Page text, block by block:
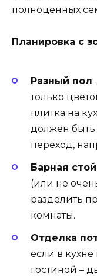
полноценных
Планировка с
Разный пол
только
плитка на
должен
переход,
Барная
(или не
разделить
комнаты.
Отделка
если в кухне
гостиной –